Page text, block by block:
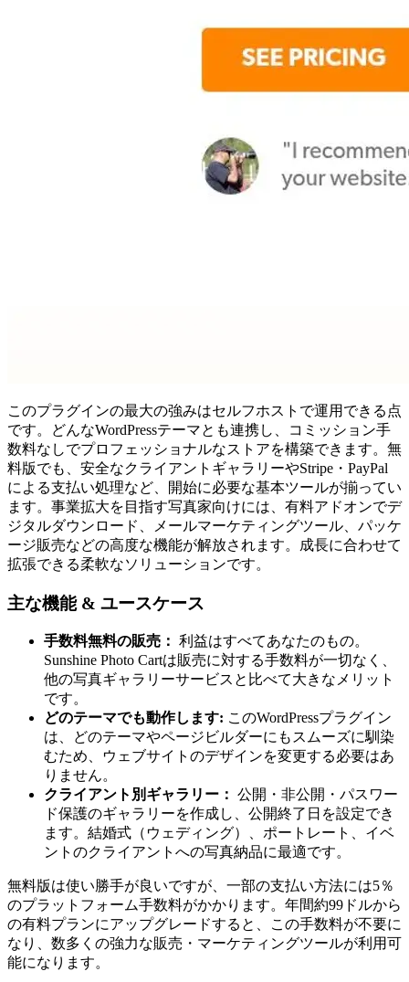
このプラグインの最大の強みはセルフホストで運用できる点
です。どんなWordPressテーマとも連携し、コミッション手
数料なしでプロフェッショナルなストアを構築できます。無
料版でも、安全なクライアントギャラリーやStripe・PayPal
による支払い処理など、開始に必要な基本ツールが揃ってい
ます。事業拡大を目指す写真家向けには、有料アドオンでデ
ジタルダウンロード、メールマーケティングツール、パッケ
ージ販売などの高度な機能が解放されます。成長に合わせて
拡張できる柔軟なソリューションです。
主な機能 & ユースケース
手数料無料の販売： 利益はすべてあなたのもの。
Sunshine Photo Cartは販売に対する手数料が一切なく、
他の写真ギャラリーサービスと比べて大きなメリット
です。
どのテーマでも動作します: このWordPressプラグイン
は、どのテーマやページビルダーにもスムーズに馴染
むため、ウェブサイトのデザインを変更する必要はあ
りません。
クライアント別ギャラリー： 公開・非公開・パスワー
ド保護のギャラリーを作成し、公開終了日を設定でき
ます。結婚式（ウェディング）、ポートレート、イベ
ントのクライアントへの写真納品に最適です。
無料版は使い勝手が良いですが、一部の支払い方法には5％
のプラットフォーム手数料がかかります。年間約99ドルから
の有料プランにアップグレードすると、この手数料が不要に
なり、数多くの強力な販売・マーケティングツールが利用可
能になります。